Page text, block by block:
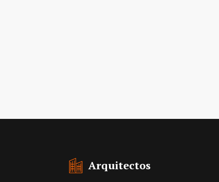
Arquitectos